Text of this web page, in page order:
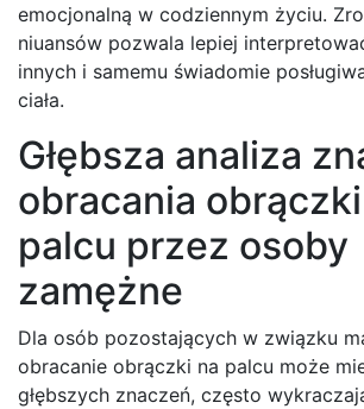
emocjonalną w codziennym życiu.
niuansów pozwala lepiej
innych i samemu świadomie
ciała.
Głębsza analiza
obracania
palcu przez osoby
zamężne
Dla osób pozostających w związku
obracanie obrączki na palcu może
głębszych znaczeń, często